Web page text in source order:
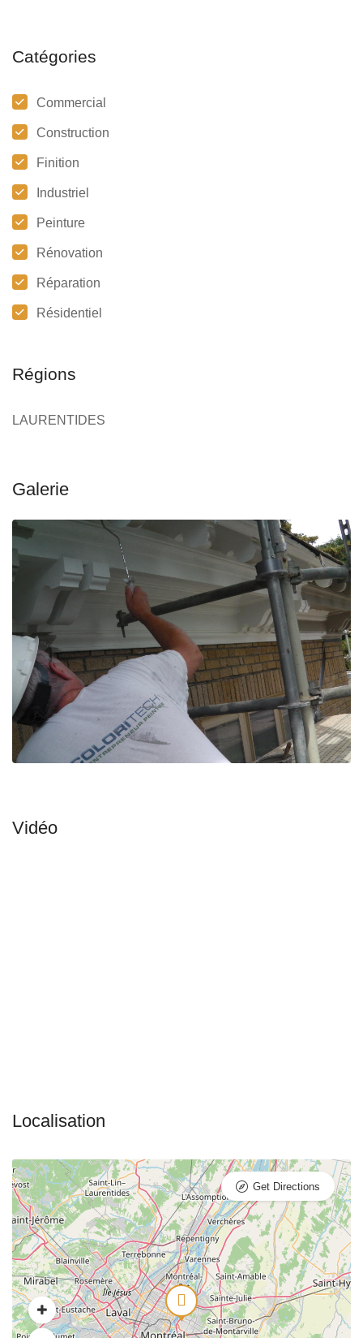
Catégories
Commercial
Construction
Finition
Industriel
Peinture
Rénovation
Réparation
Résidentiel
Régions
LAURENTIDES
Get Directions